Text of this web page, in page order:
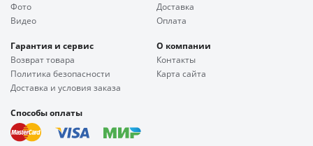
Фото
Видео
Доставка
Оплата
Гарантия и сервис
Возврат товара
Политика безопасности
Доставка и условия заказа
О компании
Контакты
Карта сайта
Способы оплаты